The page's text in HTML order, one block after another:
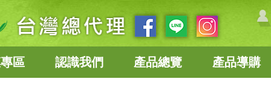
區 認識我們 產品總覽 產品導購